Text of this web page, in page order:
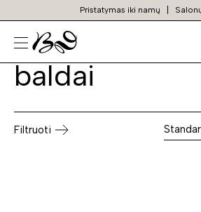
Pristatymas iki namų
Prekių
paieška
Veliūriniai
baldai
Filtruoti